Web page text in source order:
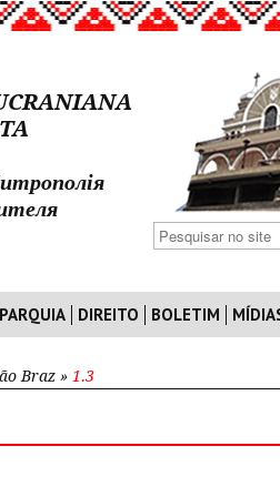
DIREITO BOLETIM
Braz » 1.3